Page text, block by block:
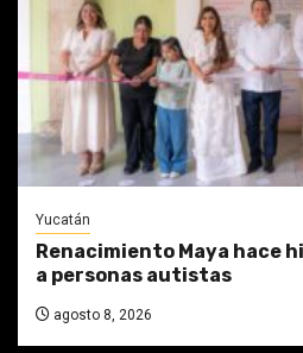
Yucatán
Renacimiento Maya hace
a personas autistas
agosto 8, 2026